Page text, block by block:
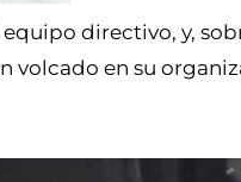
directivo, y,
volcado en su